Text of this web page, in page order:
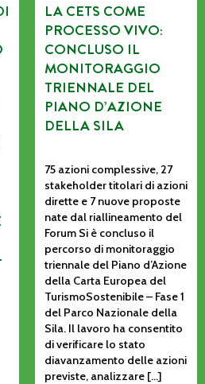
LA CETS COME
PROCESSO VIVO:
CONCLUSO IL
MONITORAGGIO
TRIENNALE DEL
PIANO D’AZIONE
DELLA SILA
75 azioni complessive, 27
stakeholder titolari di azioni
dirette e 7 nuove proposte
nate dal riallineamento del
Forum Si è concluso il
percorso di monitoraggio
triennale del Piano d’Azione
della Carta Europea del
TurismoSostenibile – Fase 1
del Parco Nazionale della
Sila. Il lavoro ha consentito
di verificare lo stato
diavanzamento delle azioni
previste, analizzare […]